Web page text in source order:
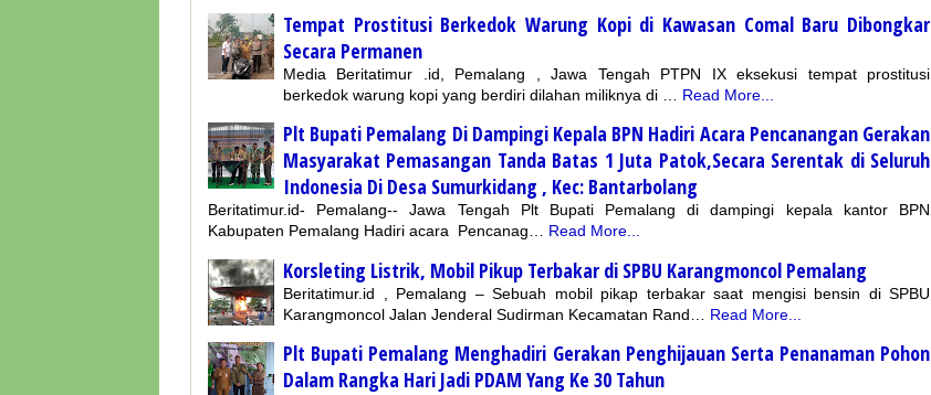
Tempat Prostitusi Berkedok Warung Kopi di Kawasan Comal Baru Dibongkar
Secara Permanen
Media Beritatimur .id, Pemalang , Jawa Tengah PTPN IX eksekusi tempat prostitusi
berkedok warung kopi yang berdiri dilahan miliknya di …
Read More...
Plt Bupati Pemalang Di Dampingi Kepala BPN Hadiri Acara Pencanangan Gerakan
Masyarakat Pemasangan Tanda Batas 1 Juta Patok,Secara Serentak di Seluruh
Indonesia Di Desa Sumurkidang , Kec: Bantarbolang
Beritatimur.id- Pemalang-- Jawa Tengah Plt Bupati Pemalang di dampingi kepala kantor BPN
Kabupaten Pemalang Hadiri acara Pencanag…
Read More...
Korsleting Listrik, Mobil Pikup Terbakar di SPBU Karangmoncol Pemalang
Beritatimur.id , Pemalang – Sebuah mobil pikap terbakar saat mengisi bensin di SPBU
Karangmoncol Jalan Jenderal Sudirman Kecamatan Rand…
Read More...
Plt Bupati Pemalang Menghadiri Gerakan Penghijauan Serta Penanaman Pohon
Dalam Rangka Hari Jadi PDAM Yang Ke 30 Tahun